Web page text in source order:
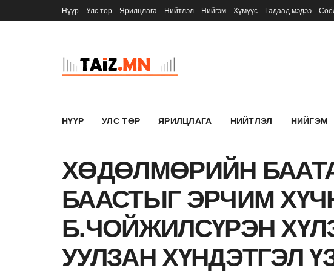
Нүүр Улс төр Ярилцлага Нийтлэл Нийгэм Хүмүүс Гадаад мэдээ
НҮҮР УЛС ТӨР ЯРИЛЦЛАГА НИЙТЛЭЛ НИЙГЭМ
ХӨДӨЛМӨРИЙН
БААСТЫГ ЭРЧИМ
Б.ЧОЙЖИЛСҮРЭН
УУЛЗАН ХҮНДЭТГЭЛ